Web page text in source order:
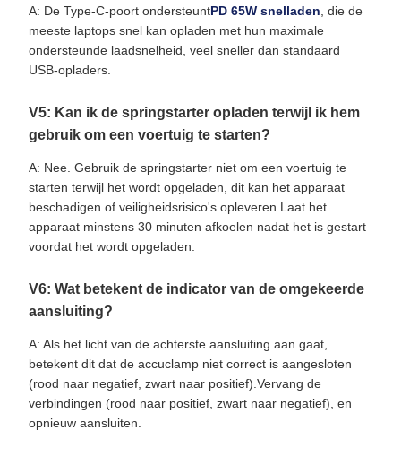
A: De Type-C-poort ondersteuntPD 65W snelladen , die de
meeste laptops snel kan opladen met hun maximale
ondersteunde laadsnelheid, veel sneller dan standaard
USB-opladers.
V5: Kan ik de springstarter opladen terwijl ik hem
gebruik om een voertuig te starten?
A: Nee. Gebruik de springstarter niet om een voertuig te
starten terwijl het wordt opgeladen, dit kan het apparaat
beschadigen of veiligheidsrisico's opleveren.Laat het
apparaat minstens 30 minuten afkoelen nadat het is gestart
voordat het wordt opgeladen.
V6: Wat betekent de indicator van de omgekeerde
aansluiting?
A: Als het licht van de achterste aansluiting aan gaat,
betekent dit dat de accuclamp niet correct is aangesloten
(rood naar negatief, zwart naar positief).Vervang de
verbindingen (rood naar positief, zwart naar negatief), en
opnieuw aansluiten.